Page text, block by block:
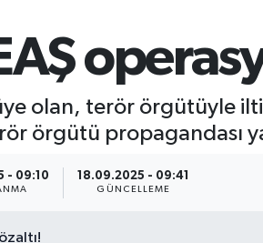
olan, terör örgütüyle
örgütü propagandası
- 09:10 18.09.2025 - 09:41
GÜNCELLEME